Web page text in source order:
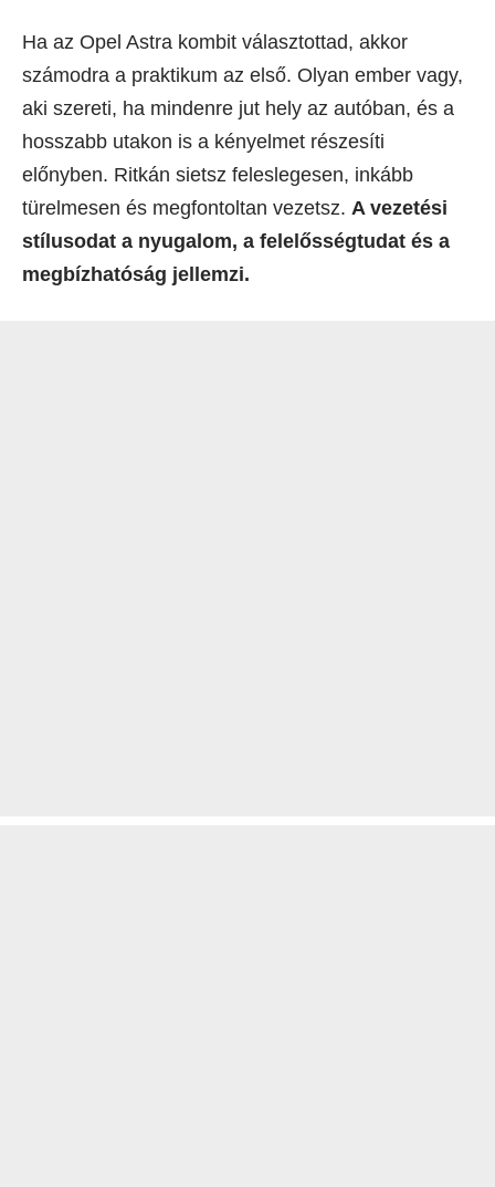
Ha az Opel Astra kombit választottad, akkor
számodra a praktikum az első. Olyan ember vagy,
aki szereti, ha mindenre jut hely az autóban, és a
hosszabb utakon is a kényelmet részesíti
előnyben. Ritkán sietsz feleslegesen, inkább
türelmesen és megfontoltan vezetsz. A vezetési
stílusodat a nyugalom, a felelősségtudat és a
megbízhatóság jellemzi.